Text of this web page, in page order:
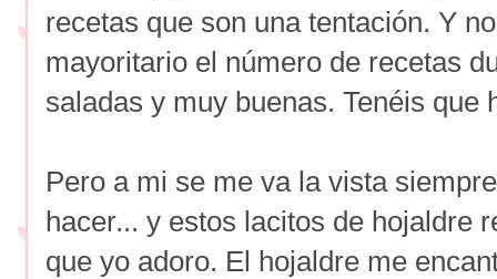
recetas que son una tentación. Y
mayoritario el número de recetas
saladas y muy buenas. Tenéis que
Pero a mi se me va la vista
hacer... y estos lacitos de hojaldre
que yo adoro. El hojaldre me